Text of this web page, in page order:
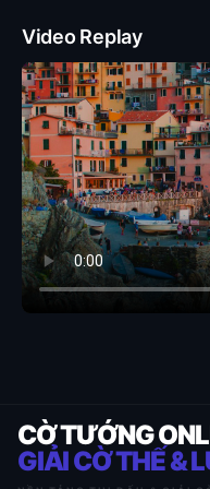
Video Replay
CỜ TƯỚNG
GIẢI CỜ THẾ &